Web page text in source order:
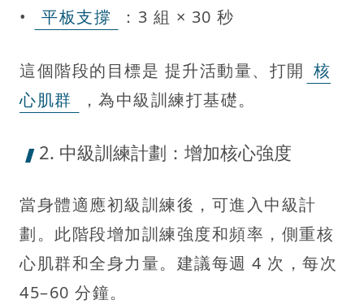
•
平板支撐 ：3 組 × 30 秒
這個階段的目標是 提升活動量、打開 核
心肌群
，為中級訓練打基礎。
2. 中級訓練計劃：增加核心強度
當身體適應初級訓練後，可進入中級計
劃。此階段增加訓練強度和頻率，側重核
心肌群和全身力量。建議每週 4 次，每次
45–60 分鐘。